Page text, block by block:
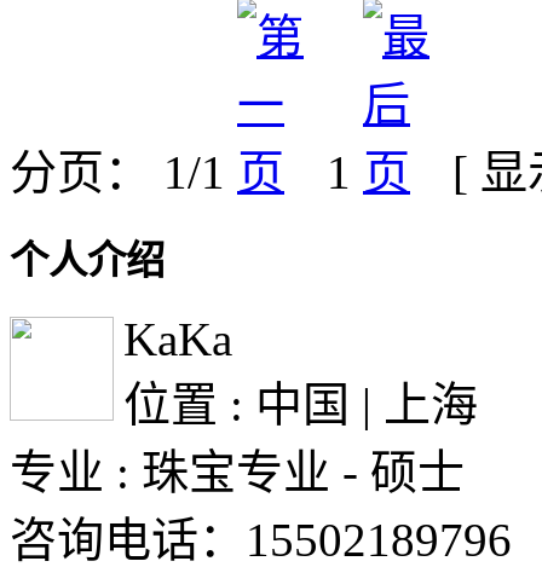
分页： 1/1 1 [
个人介绍
KaKa
位置 : 中国 | 上海
专业 : 珠宝专业 - 硕士
咨询电话：15502189796